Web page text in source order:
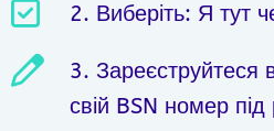
2. Виберіть: Я тут
3. Зареєструйтеся
свій BSN номер